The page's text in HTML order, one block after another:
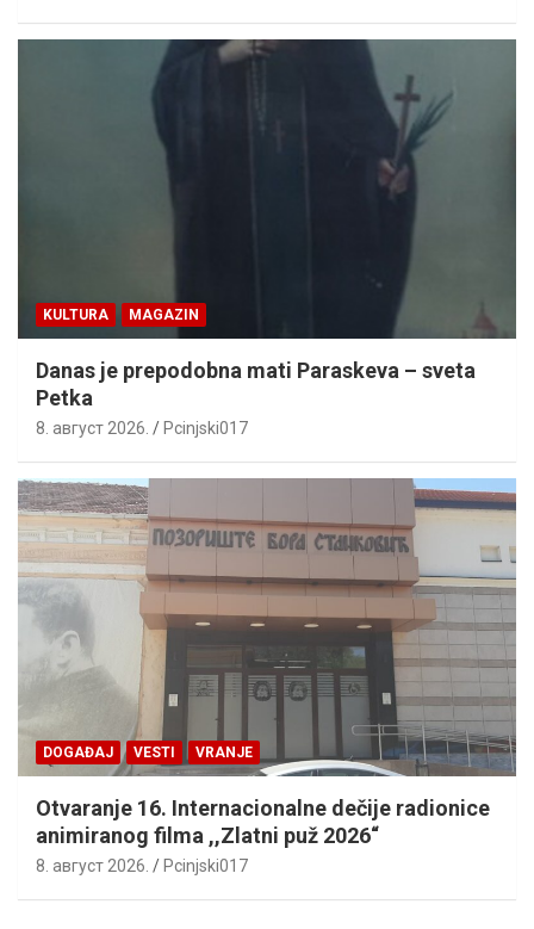
KULTURA MAGAZIN
Danas je prepodobna mati Paraskeva – sveta
Petka
8. август 2026. Pcinjski017
DOGAĐAJ VESTI VRANJE
Otvaranje 16. Internacionalne dečije radionice
animiranog filma ,,Zlatni puž 2026“
8. август 2026. Pcinjski017